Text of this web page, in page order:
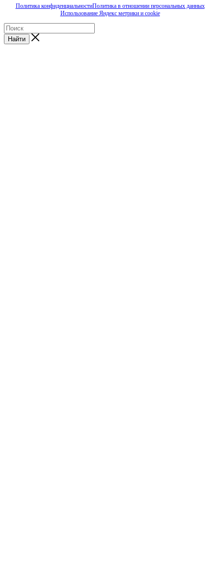
Политика конфиденциальностиПолитика в отношении персональных данных
Использование Яндекс метрики и cookie
Найти